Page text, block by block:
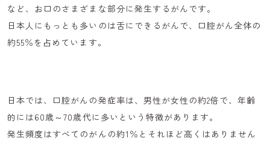
など、お口のさまざまな部分に発生するがんです。
日本人にもっとも多いのは舌にできるがんで、口腔がん全体の
約55％を占めています。
日本では、口腔がんの発症率は、男性が女性の約2倍で、年齢
的には60歳～70歳代に多いという特徴があります。
発生頻度はすべてのがんの約1％とそれほど高くはありません